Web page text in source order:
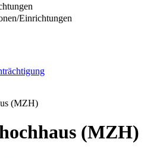
Einrichtungen
(MZH)
(MZH)